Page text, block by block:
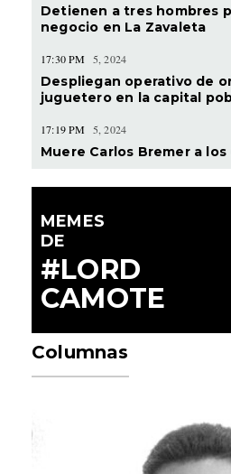
Detienen a tres hombres
negocio en La Zavaleta
17:30 PM 5, 2024
Despliegan operativo de
juguetero en la capital
17:19 PM 5, 2024
Muere Carlos Bremer a los
MEMES
DE
#LORD
CAMOTE
Columnas